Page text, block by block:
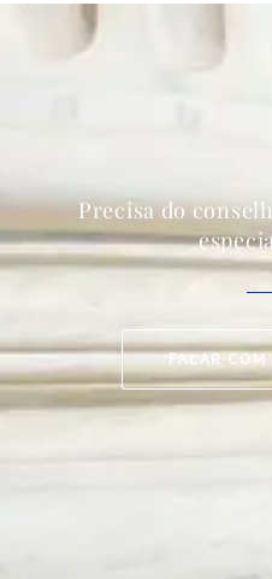
Precisa do
FALAR